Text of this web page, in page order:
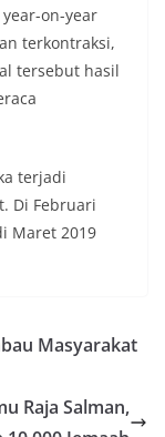
on-year
terkontraksi,
tersebut hasil
terjadi
Di Februari
Maret 2019
Masyarakat
Raja Salman,